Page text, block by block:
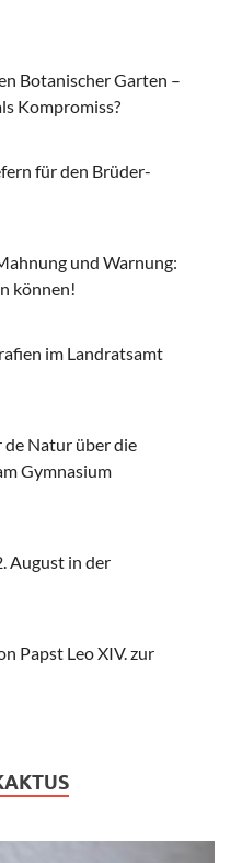
Botanischer Garten –
Kompromiss?
für den Brüder-
und Warnung:
können!
im Landratsamt
de Natur über die
Gymnasium
August in der
Papst Leo XIV. zur